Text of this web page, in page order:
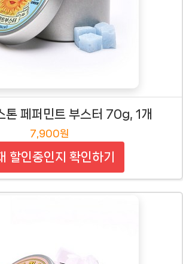
톤 페퍼민트 부스터 70g, 1개
7,900원
할인중인지 확인하기